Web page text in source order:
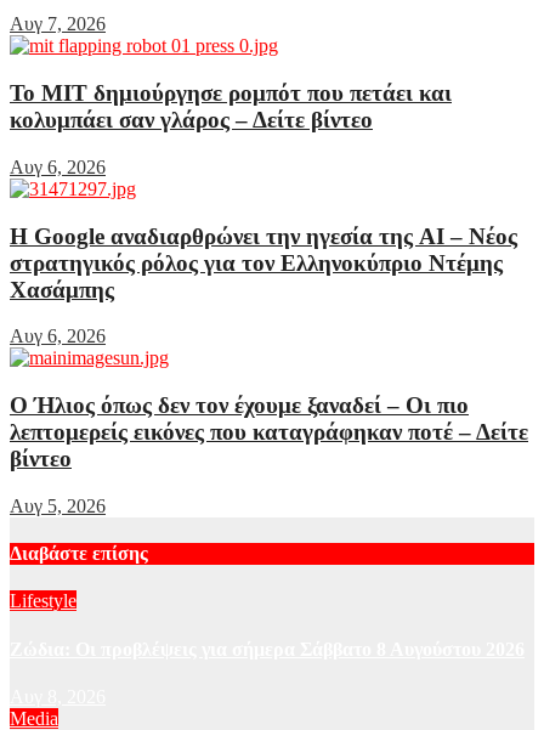
Αυγ 7, 2026
Το MIT δημιούργησε ρομπότ που πετάει και
κολυμπάει σαν γλάρος – Δείτε βίντεο
Αυγ 6, 2026
Η Google αναδιαρθρώνει την ηγεσία της AI – Νέος
στρατηγικός ρόλος για τον Ελληνοκύπριο Ντέμης
Χασάμπης
Αυγ 6, 2026
Ο Ήλιος όπως δεν τον έχουμε ξαναδεί – Οι πιο
λεπτομερείς εικόνες που καταγράφηκαν ποτέ – Δείτε
βίντεο
Αυγ 5, 2026
Διαβάστε επίσης
Lifestyle
Media